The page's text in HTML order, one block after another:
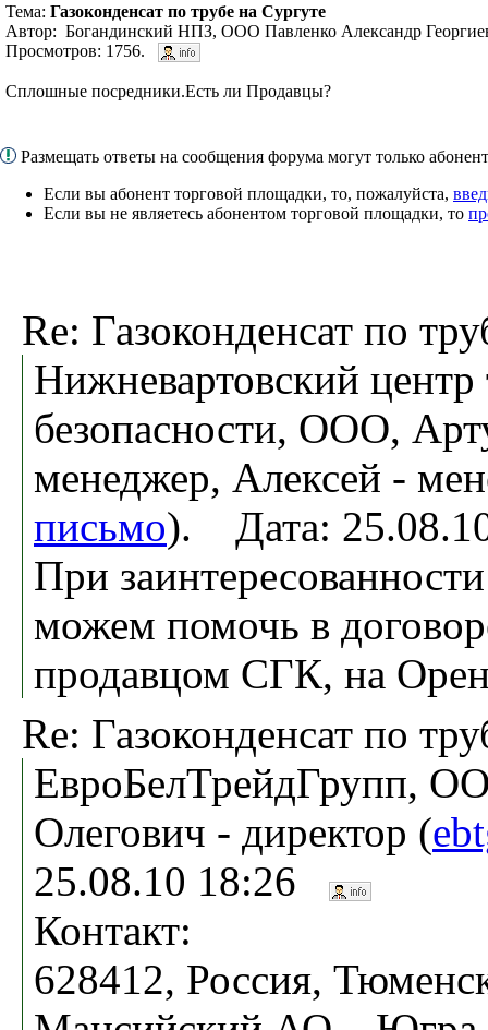
Тема: Газоконденсат по трубе на Сургуте
Автор: Богандинский НПЗ, ООО Павленко Александр
Просмотров: 1756.
Сплошные посредники.Есть ли Продавцы?
Размещать ответы на сообщения форума могут только
Если вы абонент торговой площадки, то, пожалуйста,
Если вы не являетесь абонентом торговой площадки, то
Re: Газоконденсат по
Нижневартовский центр
безопасности, ООО,
менеджер, Алексей -
письмо). Дата:
При
можем помочь в
продавцом СГК, на
Re: Газоконденсат по
ЕвроБелТрейдГрупп,
Олегович - директор (
25.08.10 18:26
Контакт:
628412, Россия,